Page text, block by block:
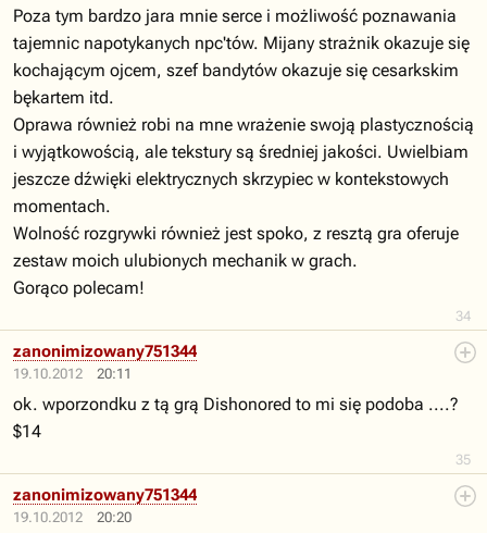
34
Poza tym bardzo jara mnie serce i możliwość poznawania
tajemnic napotykanych npc'tów. Mijany strażnik okazuje się
kochającym ojcem, szef bandytów okazuje się cesarkskim
bękartem itd.
Oprawa również robi na mne wrażenie swoją plastycznością
i wyjątkowością, ale tekstury są średniej jakości. Uwielbiam
jeszcze dźwięki elektrycznych skrzypiec w kontekstowych
momentach.
Wolność rozgrywki również jest spoko, z resztą gra oferuje
zestaw moich ulubionych mechanik w grach.
Gorąco polecam!
19.10.2012 20:11
35
zanonimizowany751344
ok. wporzondku z tą grą Dishonored to mi się podoba ....?
$14
19.10.2012 20:20
zanonimizowany751344